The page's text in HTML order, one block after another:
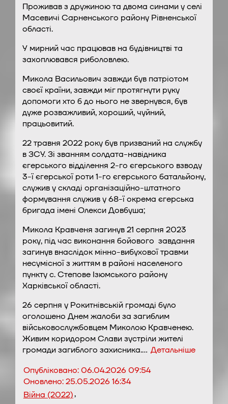
Проживав з дружиною та двома синами у селі
Масевичі Сарненського району Рівненської
області.
У мирний час працював на будівництві та
захоплювався риболовлею.
Микола Васильович завжди був патріотом
своєї країни, завжди міг протягнути руку
допомоги хто б до нього не звернувся, був
дуже розважливий, хороший, чуйний,
працьовитий.
22 травня 2022 року був призваний на службу
в ЗСУ. Зі званням солдата-навідника
єгерського відділення 2-го єгерського взводу
3-ї єгерської роти 1-го єгерського батальйону,
служив у складі організаційно-штатного
формування служив у 68-ї окрема єгерська
бригада імені Олекси Довбуша;
Микола Кравченя загинув 21 серпня 2023
року, під час виконання бойового завдання
загинув внаслідок мінно-вибухової травми
несумісної з життям в районі населеного
пункту с. Степове Ізюмського району
Харківської області.
26 серпня у Рокитнівській громаді було
оголошено Днем жалоби за загиблим
військовослужбовцем Миколою Кравченею.
Живим коридором Слави зустріли жителі
громади загиблого захисника.… Детальніше
Опубліковано:06.04.2026 09:54
Оновлено:25.05.2026 16:34
Війна (2022),